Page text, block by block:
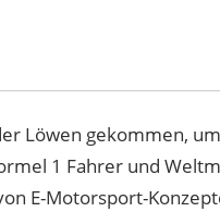
Löwen gekommen,
1 Fahrer und
E-Motorsport-